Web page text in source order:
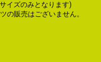
イズのみとなります)
の販売はございません。